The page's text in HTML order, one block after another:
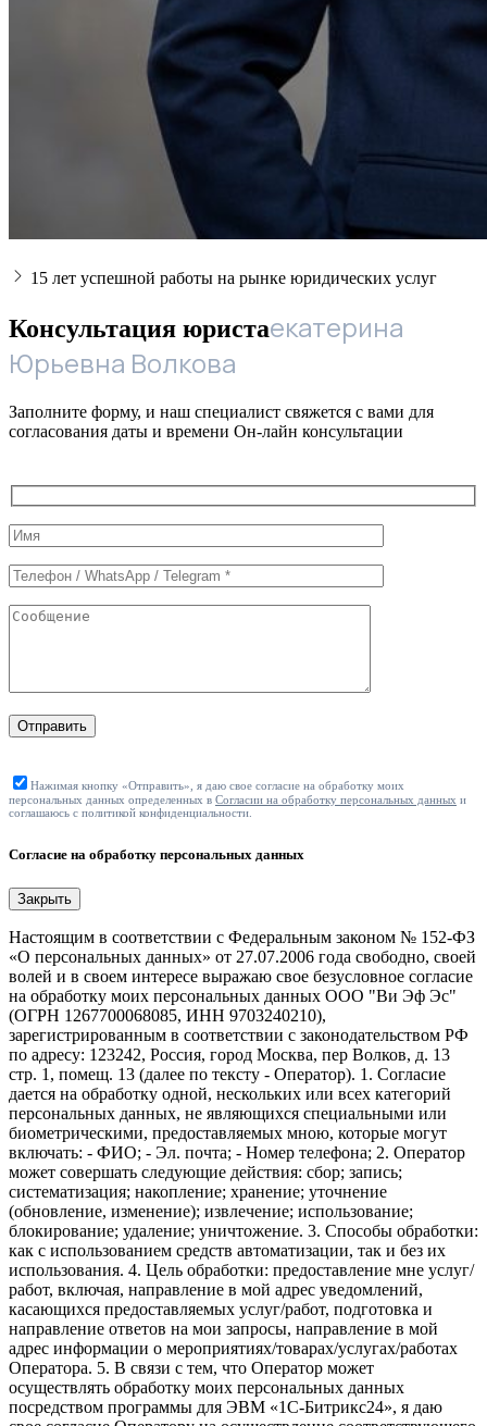
15 лет успешной работы на рынке юридических услуг
Консультация юристаекатерина
Юрьевна Волкова
Заполните форму, и наш специалист свяжется с вами для
согласования даты и времени Он-лайн консультации
Служебные
поля
формы
Отправить
Нажимая кнопку «Отправить», я даю свое согласие на обработку моих
персональных данных определенных в Согласии на обработку персональных данных и
соглашаюсь с политикой конфиденциальности.
Согласие на обработку персональных данных
Закрыть
Настоящим в соответствии с Федеральным законом № 152-ФЗ
«О персональных данных» от 27.07.2006 года свободно, своей
волей и в своем интересе выражаю свое безусловное согласие
на обработку моих персональных данных ООО "Ви Эф Эс"
(ОГРН 1267700068085, ИНН 9703240210),
зарегистрированным в соответствии с законодательством РФ
по адресу: 123242, Россия, город Москва, пер Волков, д. 13
стр. 1, помещ. 13 (далее по тексту - Оператор). 1. Согласие
дается на обработку одной, нескольких или всех категорий
персональных данных, не являющихся специальными или
биометрическими, предоставляемых мною, которые могут
включать: - ФИО; - Эл. почта; - Номер телефона; 2. Оператор
может совершать следующие действия: сбор; запись;
систематизация; накопление; хранение; уточнение
(обновление, изменение); извлечение; использование;
блокирование; удаление; уничтожение. 3. Способы обработки:
как с использованием средств автоматизации, так и без их
использования. 4. Цель обработки: предоставление мне услуг/
работ, включая, направление в мой адрес уведомлений,
касающихся предоставляемых услуг/работ, подготовка и
направление ответов на мои запросы, направление в мой
адрес информации о мероприятиях/товарах/услугах/работах
Оператора. 5. В связи с тем, что Оператор может
осуществлять обработку моих персональных данных
посредством программы для ЭВМ «1С-Битрикс24», я даю